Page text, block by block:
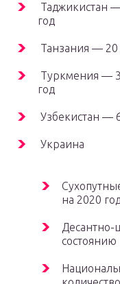
Таджикистан
год
Танзания — 20
Туркмения —
год
Узбекистан —
Украина
на 2020 год
состоянию